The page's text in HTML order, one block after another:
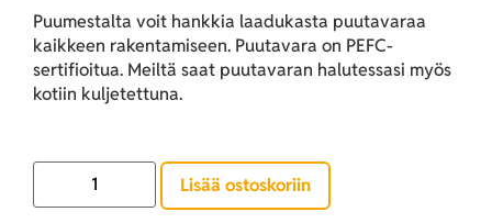
Puumestalta voit hankkia laadukasta puutavaraa
kaikkeen rakentamiseen. Puutavara on PEFC-
sertifioitua. Meiltä saat puutavaran halutessasi myös
kotiin kuljetettuna.
Lisää ostoskoriin